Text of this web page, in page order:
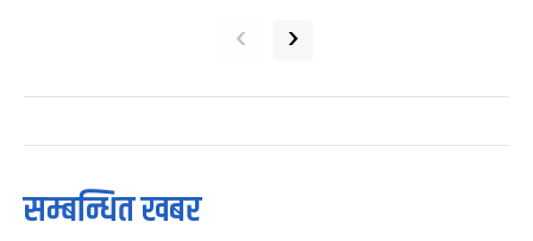
‹ ›
सम्बन्धित खबर